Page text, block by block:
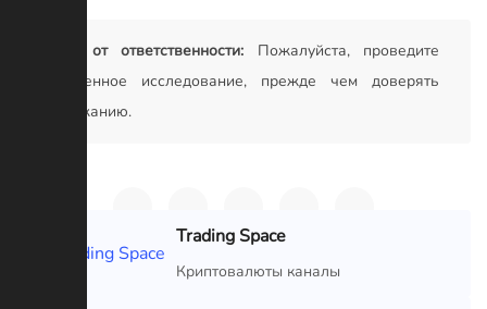
Отказ от ответственности: Пожалуйста, проведите
собственное исследование, прежде чем доверять
содержанию.
Trading Space
Криптовалюты каналы